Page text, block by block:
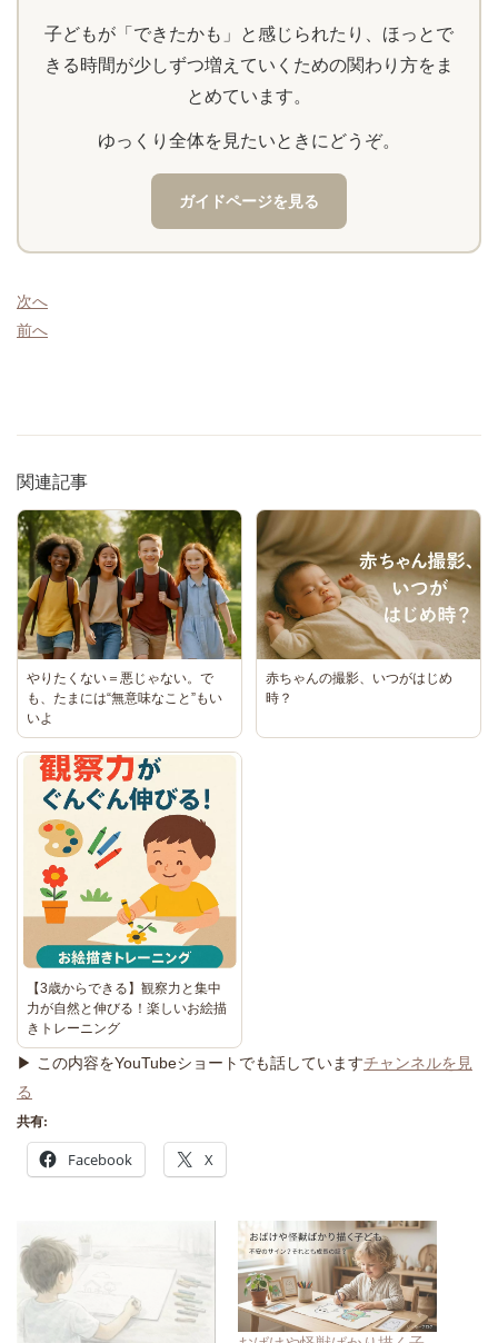
子どもが「できたかも」と感じられたり、ほっとで
きる時間が少しずつ増えていくための関わり方をま
とめています。
ゆっくり全体を見たいときにどうぞ。
ガイドページを見る
次へ
前へ
関連記事
やりたくない＝悪じゃない。で
も、たまには“無意味なこと”もい
いよ
赤ちゃんの撮影、いつがはじめ
時？
【3歳からできる】観察力と集中
力が自然と伸びる！楽しいお絵描
きトレーニング
▶ この内容をYouTubeショートでも話していますチャンネルを見
る
共有:
Facebook X